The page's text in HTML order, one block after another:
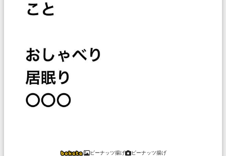
ピーナッツ揚げ ピーナッツ揚げ